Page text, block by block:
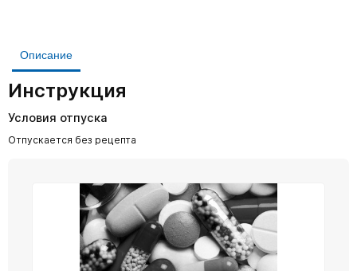
Описание
Инструкция
Условия отпуска
Отпускается без рецепта